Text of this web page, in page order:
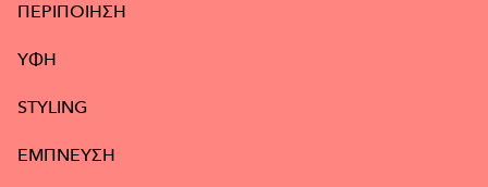
ΠΕΡΙΠΟΙΗΣΗ
ΥΦΉ
STYLING
ΕΜΠΝΕΥΣΗ